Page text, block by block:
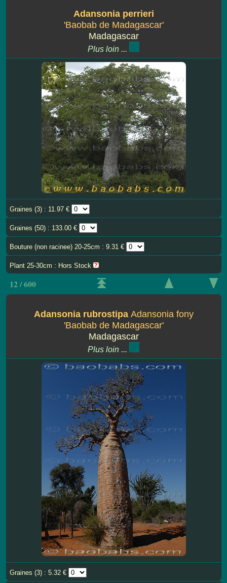
Adansonia perrieri
'Baobab de Madagascar'
Madagascar
Plus loin ...
Graines (3) : 11.97 €
Graines (50) : 133.00 €
Bouture (non racinee) 20-25cm : 9.31 €
Plant 25-30cm : Hors Stock
12 / 600
Adansonia rubrostipa Adansonia fony
'Baobab de Madagascar'
Madagascar
Plus loin ...
Graines (3) : 5.32 €